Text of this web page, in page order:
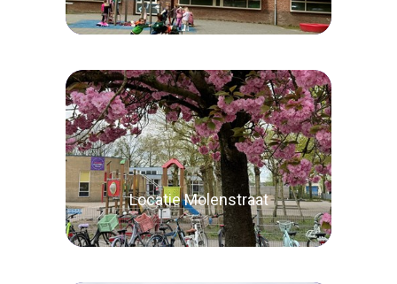
Lees verder
Locatie Molenstraat